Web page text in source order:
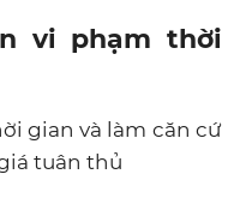
vi phạm thời
gian và làm căn cứ
tuân thủ